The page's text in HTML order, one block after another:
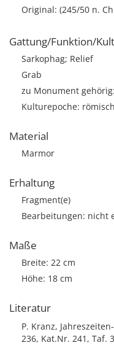
Original: (245/50 n.
Gattung/Funktion/
Sarkophag; Relief
Grab
zu Monument
Kulturepoche: römisch
Material
Marmor
Erhaltung
Fragment(e)
Bearbeitungen: nicht
Maße
Breite: 22 cm
Höhe: 18 cm
Literatur
P. Kranz,
236, Kat.Nr. 241, Taf.